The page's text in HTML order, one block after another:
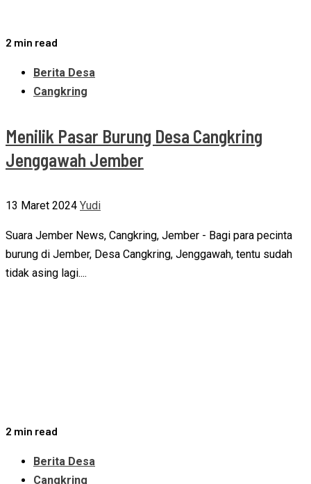
2 min read
Berita Desa
Cangkring
Menilik Pasar Burung Desa Cangkring
Jenggawah Jember
13 Maret 2024 Yudi
Suara Jember News, Cangkring, Jember - Bagi para pecinta
burung di Jember, Desa Cangkring, Jenggawah, tentu sudah
tidak asing lagi....
2 min read
Berita Desa
Cangkring